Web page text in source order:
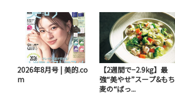
2026年8月号 | 美的.co
m
【2週間で−2.9kg】最
強“美やせ”スープ&もち
麦の“ばっ...